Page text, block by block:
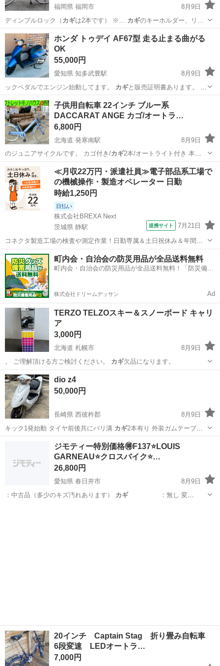
福岡県 福岡市
8月9日
ディンプルロック（ カギは2本です） ※… カギのキーホルダー、リ…
福岡 福岡市 その他 シティサイクル
ホンダ トゥデイ AF67型 走る止まる曲がる
OK
55,000円
愛知県 知多武豊駅
8月9日
ックペダルでエンジン始動してます。 カギと販売証明書あります。 現
車確認と試…
愛知 知多郡 知多武豊駅 ホンダ
子供用自転車 22インチ ブルー系
DACCARAT ANGE カゴ/オートラ…
6,800円
北海道 発寒南駅
8月9日
のジュニアサイクルです。 カゴ付き/カギ2本/オートライト付き 本品
はU…
北海道 札幌市 発寒南駅 その他
≪月収22万円・派遣社員≫電子部品系工場で
の機械操作・製造オペレーター 日勤
時給1,250円
日払い
株式会社BREXA Next
茨城県 静駅
提携サイト 7月21日
コネクタ製造工場の検査や測定作業！日勤専属＆土日祝休み＆年間休
日128日★クリーンルーム内作業★マイカー通勤OK＆無料駐車場あり
★就業先食堂利用可！日払い制度あり！《茨城県常陸大宮市》 人気の
工場のお仕事 ◇コネクタ製造工...
茨城 常陸大宮市 静駅 その他
町内会・自治会の防災用品が全品送料無料
町内会・自治会の防災用品が全品送料無料！「防災備蓄
株式会社ドリームデッサン Ad
TERZO TELZOスキー＆スノーボード キャリ
ア
3,000円
北海道 札幌市
8月9日
。 ご理解頂ける方ご検討ください。 カギ欠品になります。
北海道 札幌市
dio z4
50,000円
長崎県 西彼杵郡
8月9日
キック1発始動 タイヤ前後共にバリ溝 カギ2本有り 外装ガムテープ補
修(画像確…
ジモティー特別価格🉐F137⭐️LOUIS
GARNEAU⭐️クロスバイク⭐️…
26,800円
愛知県 春日井市
8月9日
：中古品（多少のキズ汚れあります） カギ：無し 変
20インチ Captain Stag 折り畳み自転車
6段変速 LEDオートラ…
7,000円